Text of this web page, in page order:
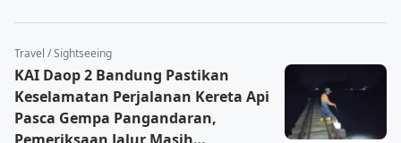
Travel / Sightseeing
KAI Daop 2 Bandung Pastikan
Keselamatan Perjalanan Kereta Api
Pasca Gempa Pangandaran,
Pemeriksaan Jalur Masih